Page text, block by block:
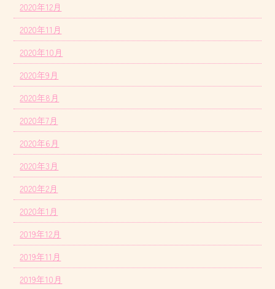
2020年12月
2020年11月
2020年10月
2020年9月
2020年8月
2020年7月
2020年6月
2020年3月
2020年2月
2020年1月
2019年12月
2019年11月
2019年10月